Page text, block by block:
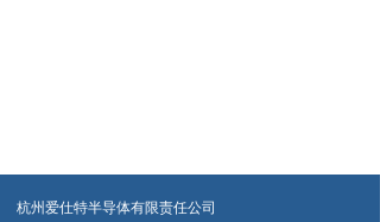
杭州爱仕特半导体有限责任公司